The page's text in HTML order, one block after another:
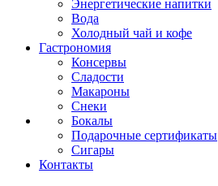
Энергетические напитки
Вода
Холодный чай и кофе
Гастрономия
Консервы
Сладости
Макароны
Снеки
Бокалы
Подарочные сертификаты
Сигары
Контакты